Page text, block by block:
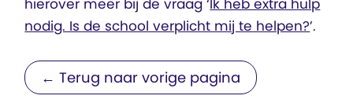
hierover meer bij de vraag ‘Ik heb extra hulp
nodig. Is de school verplicht mij te helpen?’.
← Terug naar vorige pagina